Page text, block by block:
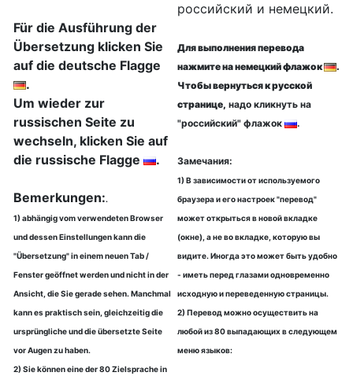
Für die Ausführung der
Übersetzung klicken Sie
auf die deutsche Flagge
.
Um wieder zur
russischen Seite zu
wechseln, klicken Sie auf
die russische Flagge
.
Bemerkungen:.
1) abhängig vom verwendeten Browser
und dessen Einstellungen kann die
"Übersetzung" in einem neuen Tab /
Fenster geöffnet werden und nicht in der
Ansicht, die Sie gerade sehen. Manchmal
kann es praktisch sein, gleichzeitig die
ursprüngliche und die übersetzte Seite
vor Augen zu haben.
2) Sie können eine der 80 Zielsprache in
российский и немецкий.
Для выполнения перевода
нажмите на немецкий флажок
.
Чтобы вернуться к русской
странице, надо кликнуть на
"российский" флажок
.
Замечания:
1) В зависимости от используемого
браузера и его настроек "перевод"
может открыться в новой вкладке
(окне), а не во вкладке, которую вы
видите. Иногда это может быть удобно
- иметь перед глазами одновременно
исходную и переведенную страницы.
2) Перевод можно осуществить на
любой из 80 выпадающих в следующем
меню языков: